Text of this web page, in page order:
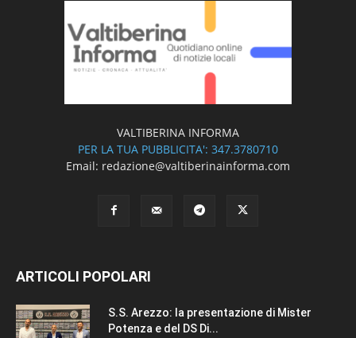
VALTIBERINA INFORMA
PER LA TUA PUBBLICITA': 347.3780710
Email: redazione@valtiberinainforma.com
ARTICOLI POPOLARI
S.S. Arezzo: la presentazione di Mister
Potenza e del DS Di...